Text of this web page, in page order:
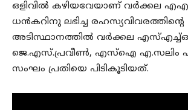
ഒളിവിൽ കഴിയവേയാണ് വർക്കല
ധൻകറിനു ലഭിച്ച രഹസ്യവിവരത്തിന്റെ
അടിസ്ഥാനത്തിൽ വർക്കല എസ്എച്ച്ഒ
ജെ.എസ്.പ്രവീൺ, എസ്ഐ എ.സലിം
സംഘം പ്രതിയെ പിടികൂടിയത്.